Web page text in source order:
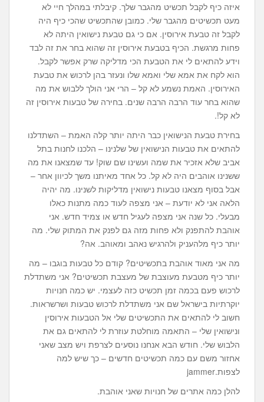
איזה כיף לקבל תכשיט מהגבר שלך. קיבלתי במהלך חיי לא
מעט תכשיטים מהגבר שלי. כמובן שהתכשיט שהכי כיף היה
לקבל זה טבעת אירוסין. אם כי גם טבעת נישואין היתה לא
פחות מרגשת. הכיף בטבעת אירוסין זה שהוא בחר את זה לבד
וידע להתאים לי את הטבעת הכי מדליקה שרק אפשר לקבל.
הוא לקח את אמא שלי ואמא שלו ונעזר בהן לרכוש את טבעת
האירוסין. האמת נשמע לא קל – הרי אני הולך ללבוש את מה
שהוא בחר עוד הרבה הרבה שנים. בחירה של טבעות אירוסין זה
לא קל!.
בחירת טבעת הנישואין כבר היתה יותר קלה האמת – השתדלנו
להתאים את טבעות הנישואין של שלנינו – הלכנו לחנות בתל
אביב שלא אזכיר את שמה ועשינו שם שוק! עד שמצאנו את מה
ששנינו אוהבים היה לא קל. כל אחד מאיתנו משך לכיוון אחר –
אבל בסוף מצאנו טבעות נישואין מדליקות לשנינו. מה יהיה
הלאה אני לא יודעת – אני מצפה לעוד כמה מתנות כאלו
מבעלי. כל שנה אני מצפה לעגיל חדש או צמיד חדש. אני
אוהבת להתפנק ולא פחות מזה גם לפנק את המתוק שלי. מה
יותר כיף מלהעניק ולהרגיש נאהב ומאוהב. אה?
מה אני מאוד אוהבת בתכשיטים? קודם כל טבעות בוגבו – מה
יותר כיף מטבעת מעוצבת של מעצבת תכשיטים? אני משתדלת
לרכוש פעם בכמה זמן תכשיט כזה לעצמי. יש כמה חנויות
יוקרתיות בישראל שם אני משתדלת לרכוש טבעות ושרשראות.
חשוב לי להתאים את התכשיטים שלי אל הטבעות אירוסין
ונישואין שלי – התאמה מוחלטת עוזרת לי להתאים גם את
הלבוש שלי. חודש הבא אנחנו נוסעים לצרפת ויש מצב שאני
אחזור משם עם כמה תכשיטים חדשים – כך שיש למה
לצפות.jammer
להלן כמה אתרים של חנויות שאני אוהבת.